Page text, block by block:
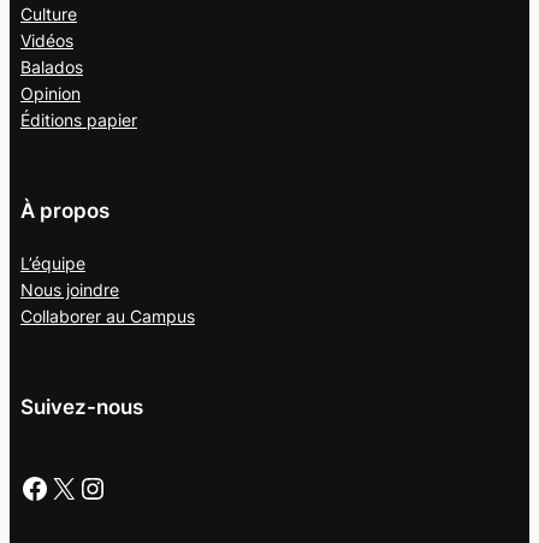
Culture
Vidéos
Balados
Opinion
Éditions papier
À propos
L’équipe
Nous joindre
Collaborer au Campus
Suivez-nous
Facebook X Instagram